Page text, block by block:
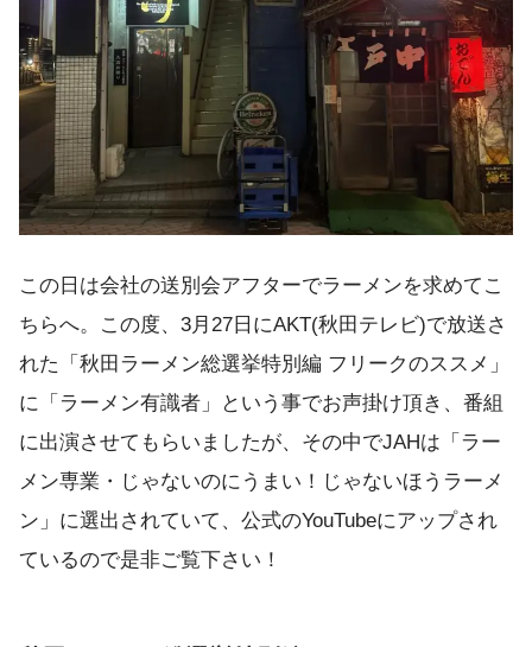
この日は会社の送別会アフターでラーメンを求めてこ
ちらへ。この度、3月27日にAKT(秋田テレビ)で放送さ
れた「秋田ラーメン総選挙特別編 フリークのススメ」
に「ラーメン有識者」という事でお声掛け頂き、番組
に出演させてもらいましたが、その中でJAHは「ラー
メン専業・じゃないのにうまい！じゃないほうラーメ
ン」に選出されていて、公式のYouTubeにアップされ
ているので是非ご覧下さい！